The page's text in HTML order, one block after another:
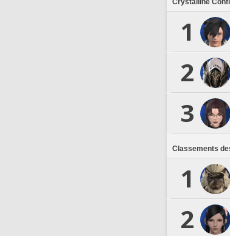
Crystalline
1
2
3
Classements
1
2